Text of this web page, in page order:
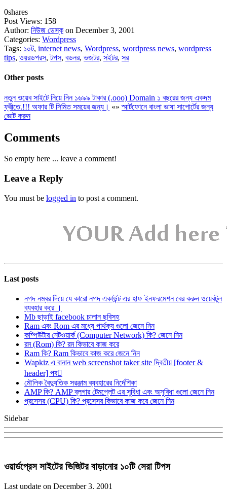
0shares
Post Views: 158
Author: নিউজ ডেস্ক on December 3, 2001
Categories: Wordpress
Tags: ১০ট, internet news, Wordpress, wordpress news, wordpress
tips, ওয়রডপরস,টপস, বডনর, ভজটর, সইটর, সর
Other posts
নতুন ওয়েব সাইটে নিয়ে নিন ১৬৯৯ টাকার (.ooo) Domain ১ বছরের জন্য একদম
ফ্রীতে.!!! অফার টি সিমিত সময়ের জন্য। «»স্মার্টফোনে বাংলা ভাষা সাপোর্টের জন্য
ভোট করুন
Comments
So empty here ... leave a comment!
Leave a Reply
You must be logged in to post a comment.
Last posts
নগদ নম্বর দিয়ে যে কারো নগদ একাউন্ট এর হাফ ইনফরমেশন বের করুন ওয়েবটুল
ব্যবহার করে ।
Mb ছাড়াই facebook চালান ছবিসহ
Ram এবং Rom এর মধ্যে পার্থক্য গুলো জেনে নিন
কম্পিউটার নেটওয়ার্ক (Computer Network) কি? জেনে নিন
রম (Rom) কি? রম কিভাবে কাজ করে
Ram কি? Ram কিভাবে কাজ করে জেনে নিন
Wapkiz এ বানান web screenshot taker site দ্বিতীয় [footer &
header] পব
মৌলিক বৈদ্যুতিক সরঞ্জাম ব্যবহারের নির্দেশিকা
AMP কি? AMP ব্লগার টেমপ্লেট এর সুবিধা এবং অসুবিধা গুলো জেনে নিন
প্রসেসর (CPU) কি? প্রসেসর কিভাবে কাজ করে জেনে নিন
Sidebar
ওয়ার্ডপ্রেস সাইটের ভিজিটর বাড়ানোর ১০টি সেরা টিপস
Last update on December 3, 2001